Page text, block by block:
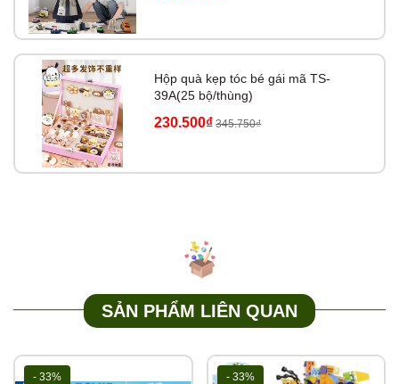
Hộp quà kẹp tóc bé gái mã TS-
39A(25 bộ/thùng)
230.500₫ 345.750₫
SẢN PHẨM LIÊN QUAN
- 33% - 33%